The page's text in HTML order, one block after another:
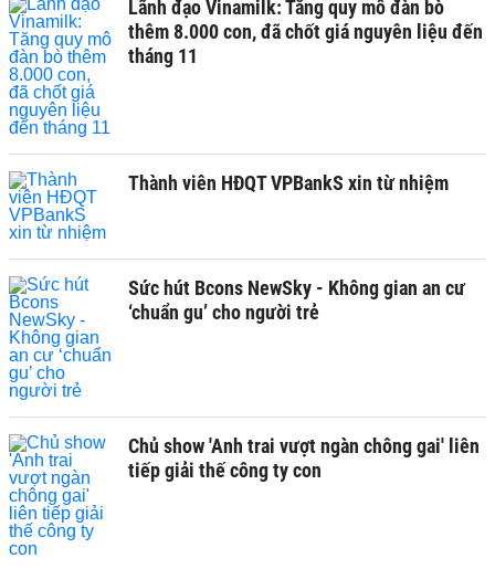
Lãnh đạo Vinamilk: Tăng quy mô đàn bò
thêm 8.000 con, đã chốt giá nguyên liệu đến
tháng 11
Thành viên HĐQT VPBankS xin từ nhiệm
Sức hút Bcons NewSky - Không gian an cư
‘chuẩn gu’ cho người trẻ
Chủ show 'Anh trai vượt ngàn chông gai' liên
tiếp giải thế công ty con